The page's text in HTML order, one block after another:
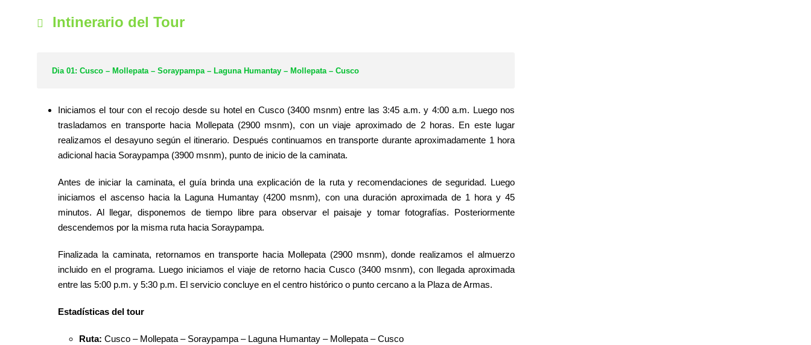
Intinerario del Tour
Dia 01: Cusco – Mollepata – Soraypampa – Laguna Humantay – Mollepata – Cusco
Iniciamos el tour con el recojo desde su hotel en Cusco (3400 msnm) entre las 3:45 a.m. y 4:00 a.m. Luego nos
trasladamos en transporte hacia Mollepata (2900 msnm), con un viaje aproximado de 2 horas. En este lugar
realizamos el desayuno según el itinerario. Después continuamos en transporte durante aproximadamente 1 hora
adicional hacia Soraypampa (3900 msnm), punto de inicio de la caminata.
Antes de iniciar la caminata, el guía brinda una explicación de la ruta y recomendaciones de seguridad. Luego
iniciamos el ascenso hacia la Laguna Humantay (4200 msnm), con una duración aproximada de 1 hora y 45
minutos. Al llegar, disponemos de tiempo libre para observar el paisaje y tomar fotografías. Posteriormente
descendemos por la misma ruta hacia Soraypampa.
Finalizada la caminata, retornamos en transporte hacia Mollepata (2900 msnm), donde realizamos el almuerzo
incluido en el programa. Luego iniciamos el viaje de retorno hacia Cusco (3400 msnm), con llegada aproximada
entre las 5:00 p.m. y 5:30 p.m. El servicio concluye en el centro histórico o punto cercano a la Plaza de Armas.
Estadísticas del tour
Ruta: Cusco – Mollepata – Soraypampa – Laguna Humantay – Mollepata – Cusco